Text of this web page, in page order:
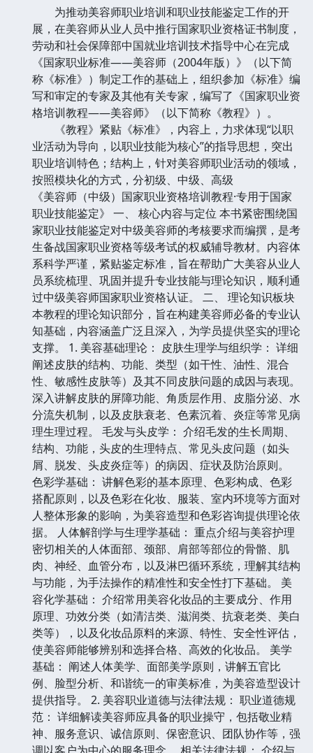
为推动美容师职业培训和职业技能鉴定工作的开
展，在美容师从业人员中推行国家职业资格证书制度，
劳动和社会保障部中国就业培训技术指导中心在完成
《国家职业标准——美容师（2004年版）》（以下简
称《标准》）制定工作的基础上，组织参加《标准》编
写和审定的专家及其他有关专家，编写了《国家职业资
格培训教程——美容师》（以下简称《教程》）。
《教程》紧贴《标准》，内容上，力求体现“以职
业活动为导向，以职业技能为核心”的指导思想，突出
职业培训特色；结构上，针对美容师职业活动的领域，
按照模块化的方式，分初级、中级、高级
《美容师（中级）国家职业资格培训教程·专用于国家
职业技能鉴定》 一、 核心内容与定位 本书紧密围绕国
家职业技能鉴定对中级美容师的考核要求而编撰，是考
生备战国家职业资格等级考试的权威辅导教材。内容体
系科学严谨，紧贴鉴定标准，旨在帮助广大美容从业人
员系统梳理、巩固并提升专业技能与理论知识，顺利通
过中级美容师国家职业资格认证。 二、 理论知识板块
本教程的理论知识部分，旨在构建美容师必备的专业认
知基础，内容涵盖广泛且深入，为学员提供坚实的理论
支撑。 1. 美容基础理论： 皮肤生理学与组织学： 详细
阐述皮肤的结构、功能、类型（如干性、油性、混合
性、敏感性皮肤等）及其不同皮肤问题的成因与表现。
深入讲解皮肤的屏障功能、角质层作用、皮脂分泌、水
分流失机制，以及皮肤衰老、色素沉着、炎症等常见病
理生理过程。 毛发与头皮学： 介绍毛发的生长周期、
结构、功能，头皮的生理特点、常见头皮问题（如头
屑、脱发、头皮炎症等）的病因、症状及防治原则。
色彩学基础： 讲解色彩的基本原理、色彩构成、色彩
搭配原则，以及色彩在化妆、服装、室内环境等方面对
人整体形象的影响，为美容造型和色彩咨询提供理论依
据。 人体解剖学与生理学基础： 重点介绍与美容护理
密切相关的人体面部、颈部、肩部等部位的骨骼、肌
肉、神经、血管分布，以及淋巴循环系统，理解其结构
与功能，为手法操作的精准性和安全性打下基础。 美
容化学基础： 介绍常用美容化妆品的主要成分、作用
原理、功效分类（如清洁类、滋润类、抗衰老类、美白
类等），以及化妆品原料的来源、特性、安全性评估，
使美容师能够辨别和选择合格、高效的化妆品。 美学
基础： 阐述人体美学、面部美学原则，讲解五官比
例、脸型分析、和谐统一的审美标准，为美容造型设计
提供指导。 2. 美容职业道德与法律法规： 职业道德规
范： 详细解读美容师应具备的职业操守，包括敬业精
神、服务意识、诚信原则、保密意识、团队协作等，强